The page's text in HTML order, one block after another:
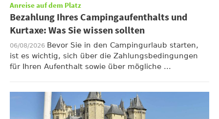
Anreise auf dem Platz
Bezahlung Ihres Campingaufenthalts und
Kurtaxe: Was Sie wissen sollten
06/08/2026 Bevor Sie in den Campingurlaub starten,
ist es wichtig, sich über die Zahlungsbedingungen
für Ihren Aufenthalt sowie über mögliche ...